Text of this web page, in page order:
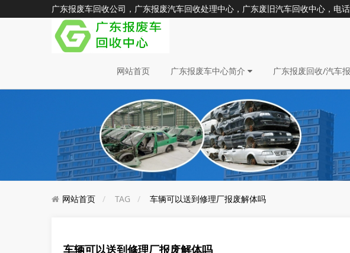
广东报废车回收公司，广东报废汽车回收处理中心，广东废旧汽车回收中心，电
网站首页 广东报废车中心简介 广东报废回收/汽车
网站首页 TAG 车辆可以送到修理厂报废解体吗
车辆可以送到修理厂报废解体吗